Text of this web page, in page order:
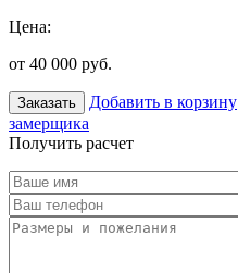
Цена:
от 40 000 руб.
Заказать Добавить в корзину
замерщика
Получить расчет